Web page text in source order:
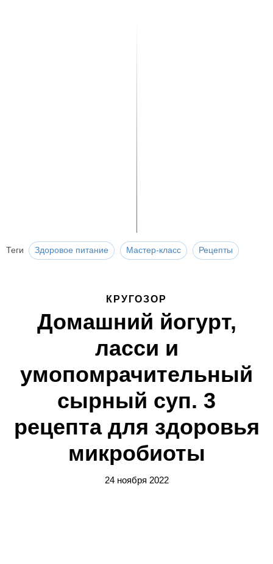
Теги Здоровое питание Мастер-класс Рецепты
КРУГОЗОР
Домашний йогурт,
ласси и
умопомрачительный
сырный суп. 3
рецепта для здоровья
микробиоты
24 ноября 2022